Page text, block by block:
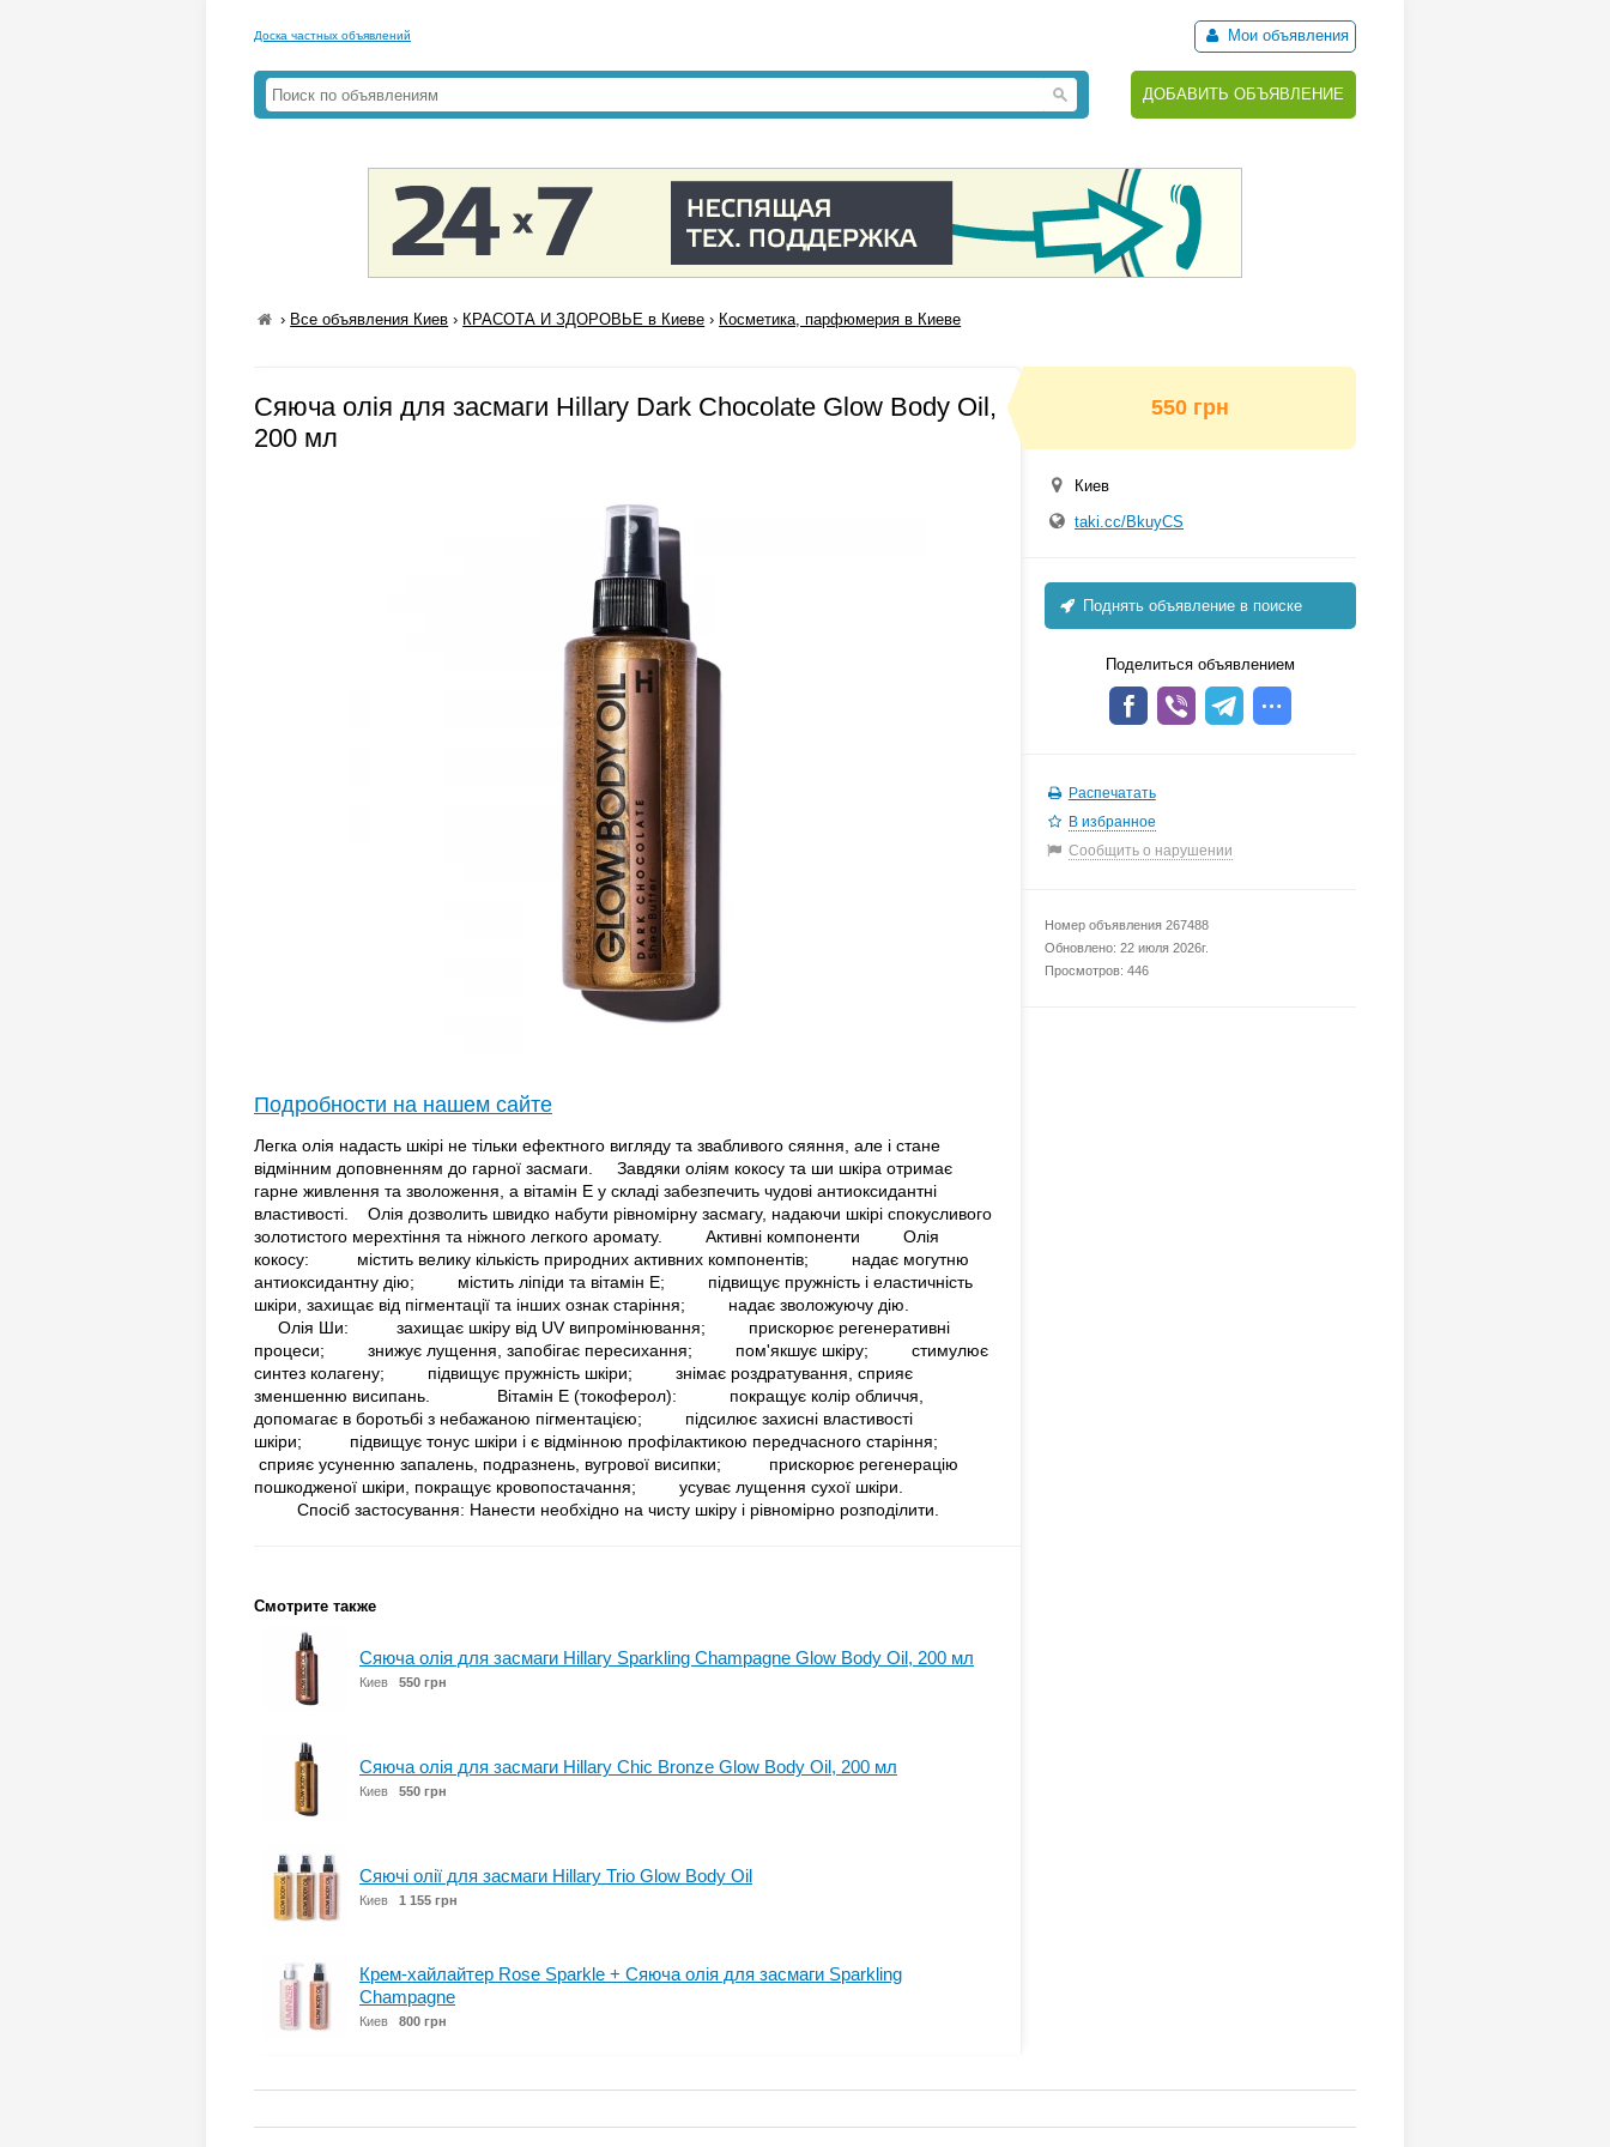
Доска частных объявлений Мои объявления
ДОБАВИТЬ ОБЪЯВЛЕНИЕ
› Все объявления Киев › КРАСОТА И ЗДОРОВЬЕ в Киеве › Косметика, парфюмерия в Киеве
Сяюча олія для засмаги Hillary Dark Chocolate Glow Body Oil,
200 мл
Подробности на нашем сайте
Легка олія надасть шкірі не тільки ефектного вигляду та звабливого сяяння, але і стане
відмінним доповненням до гарної засмаги. Завдяки оліям кокосу та ши шкіра отримає
гарне живлення та зволоження, а вітамін Е у складі забезпечить чудові антиоксидантні
властивості. Олія дозволить швидко набути рівномірну засмагу, надаючи шкірі спокусливого
золотистого мерехтіння та ніжного легкого аромату. Активні компоненти Олія
кокосу: містить велику кількість природних активних компонентів; надає могутню
антиоксидантну дію; містить ліпіди та вітамін Е; підвищує пружність і еластичність
шкіри, захищає від пігментації та інших ознак старіння; надає зволожуючу дію.
Олія Ши: захищає шкіру від UV випромінювання; прискорює регенеративні
процеси; знижує лущення, запобігає пересихання; пом'якшує шкіру; стимулює
синтез колагену; підвищує пружність шкіри; знімає роздратування, сприяє
зменшенню висипань. Вітамін Е (токоферол): покращує колір обличчя,
допомагає в боротьбі з небажаною пігментацією; підсилює захисні властивості
шкіри; підвищує тонус шкіри і є відмінною профілактикою передчасного старіння;
сприяє усуненню запалень, подразнень, вугрової висипки; прискорює регенерацію
пошкодженої шкіри, покращує кровопостачання; усуває лущення сухої шкіри.
Спосіб застосування: Нанести необхідно на чисту шкіру і рівномірно розподілити.
Смотрите также
Сяюча олія для засмаги Hillary Sparkling Champagne Glow Body Oil, 200 мл
Киев 550 грн
Сяюча олія для засмаги Hillary Сhic Bronze Glow Body Oil, 200 мл
Киев 550 грн
Сяючі олії для засмаги Hillary Trio Glow Body Oil
Киев 1 155 грн
Крем-хайлайтер Rose Sparkle + Сяюча олія для засмаги Sparkling
Champagne
Киев 800 грн
550 грн
Киев
taki.cc/BkuyCS
Поднять объявление в поиске
Поделиться объявлением
Распечатать
В избранное
Сообщить о нарушении
Номер объявления 267488
Обновлено: 22 июля 2026г.
Просмотров: 446